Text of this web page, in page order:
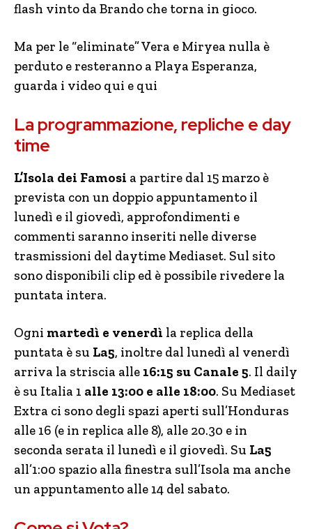
flash vinto da Brando che torna in gioco.
Ma per le “eliminate” Vera e Miryea nulla è
perduto e resteranno a Playa Esperanza,
guarda i video qui e qui
La programmazione, repliche e day
time
L’Isola dei Famosi a partire dal 15 marzo è
prevista con un doppio appuntamento il
lunedì e il giovedì, approfondimenti e
commenti saranno inseriti nelle diverse
trasmissioni del daytime Mediaset. Sul sito
sono disponibili clip ed è possibile rivedere la
puntata intera.
Ogni martedì e venerdì la replica della
puntata è su La5, inoltre dal lunedì al venerdì
arriva la striscia alle 16:15 su Canale 5. Il daily
è su Italia 1 alle 13:00 e alle 18:00. Su Mediaset
Extra ci sono degli spazi aperti sull’Honduras
alle 16 (e in replica alle 8), alle 20.30 e in
seconda serata il lunedì e il giovedì. Su La5
all’1:00 spazio alla finestra sull’Isola ma anche
un appuntamento alle 14 del sabato.